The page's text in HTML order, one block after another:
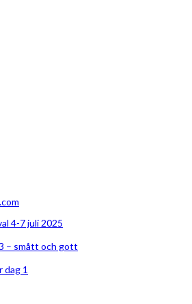
4-7 juli 2025
– smått och gott
dag 1